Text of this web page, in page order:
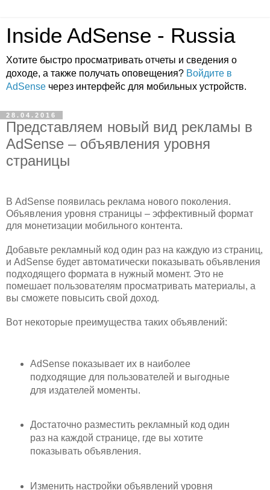
Inside AdSense - Russia
Хотите быстро просматривать отчеты и сведения о
доходе, а также получать оповещения? Войдите в
AdSense через интерфейс для мобильных устройств.
28.04.2016
Представляем новый вид рекламы в
AdSense – объявления уровня
страницы
В AdSense появилась реклама нового поколения.
Объявления уровня страницы – эффективный формат
для монетизации мобильного контента.
Добавьте рекламный код один раз на каждую из страниц,
и AdSense будет автоматически показывать объявления
подходящего формата в нужный момент. Это не
помешает пользователям просматривать материалы, а
вы сможете повысить свой доход.
Вот некоторые преимущества таких объявлений:
AdSense показывает их в наиболее
подходящие для пользователей и выгодные
для издателей моменты.
Достаточно разместить рекламный код один
раз на каждой странице, где вы хотите
показывать объявления.
Изменить настройки объявлений уровня